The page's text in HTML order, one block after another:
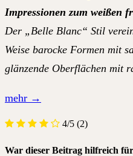
Impressionen zum weißen
Der „Belle Blanc“ Stil
Weise barocke Formen mit
glänzende Oberflächen mit
mehr →
4/5 (2)
War dieser Beitrag hilfreich